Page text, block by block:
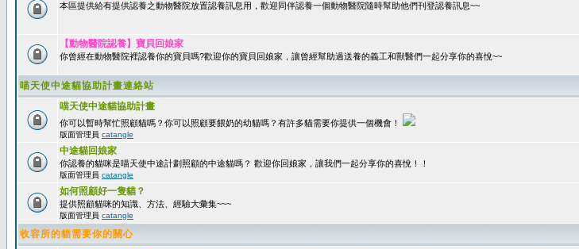
本區提供給有提供認養之動物醫院放置認養訊息用，歡迎同伴認養一個動物醫院隨時幫助他們刊登認養訊息~~
【動物醫院認養】寶貝回娘家
你曾經在動物醫院裡認養你的寶貝嗎?歡迎你的寶貝回娘家，讓曾經幫助過送養的義工和獸醫們一起分享你的喜悅~~
喵天使中途貓協助計畫連絡站
喵天使中途貓協助計畫
你可以暫時幫忙照顧貓嗎？你可以照顧要餵奶的幼貓嗎？有許多貓需要你提供一個機會！
版面管理員 catangle
中途貓回娘家
你認養的貓咪是喵天使中途計劃照顧的中途貓嗎？ 歡迎你回娘家，讓我們一起分享你的喜悅！！
版面管理員 catangle
如何照顧好一隻貓？
提供照顧貓咪的知識、方法、經驗大彙集~~~
版面管理員 catangle
收容所的貓需要你的關心